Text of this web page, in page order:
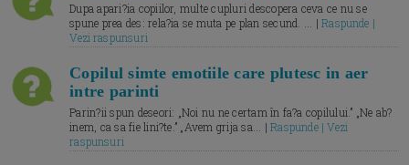
Dupa apari?ia copiilor, multe cupluri descopera ceva ce nu se
spune prea des: rela?ia se muta pe plan secund. ... |Raspunde |
Vezi raspunsuri
Copilul simte emotiile care plutesc in aer
intre parinti
Parin?ii spun deseori: „Noi nu ne certam în fa?a copilului.” „Ne ab?
inem, ca sa fie lini?te.” „Avem grija sa... |Raspunde | Vezi
raspunsuri